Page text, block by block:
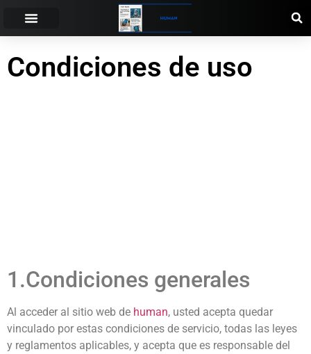
Condiciones de uso
1.Condiciones generales
Al acceder al sitio web de human, usted acepta quedar
vinculado por estas condiciones de servicio, todas las leyes
y reglamentos aplicables, y acepta que es responsable del